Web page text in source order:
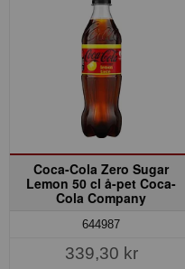
Coca-Cola Zero Sugar
Lemon 50 cl å-pet Coca-
Cola Company
644987
339,30 kr